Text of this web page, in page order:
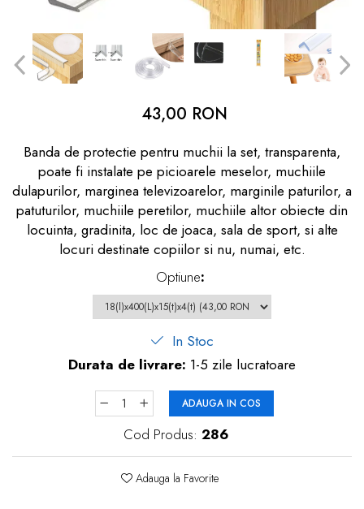
dopuri de urechi
Produse îngrijire copii
Igiena copii
43,00 RON
Banda de protectie pentru muchii la set, transparenta,
poate fi instalate pe picioarele meselor, muchiile
dulapurilor, marginea televizoarelor, marginile paturilor, a
patuturilor, muchiile peretilor, muchiile altor obiecte din
locuinta, gradinita, loc de joaca, sala de sport, si alte
locuri destinate copiilor si nu, numai, etc.
Optiune:
In Stoc
Durata de livrare: 1-5 zile lucratoare
ADAUGA IN COS
Cod Produs: 286
Adauga la Favorite